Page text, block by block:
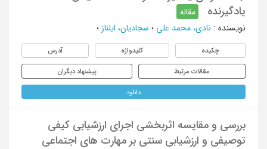
یادگیرنده
مقاله
نویسنده : نادی، محمد علی ؛ سجادیان، ایلناز ؛
چکیده کلیدواژه آدرس
مقالات مرتبط پیشنهاد دیگران
دانلود
بررسی و مقایسه اثربخشی اجرای ارزشیابی کیفی
توصیفی و ارزشیابی سنتی بر مهارت های اجتماعی